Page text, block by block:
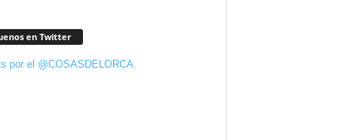
en Twitter
por el @COSASDELORCA.